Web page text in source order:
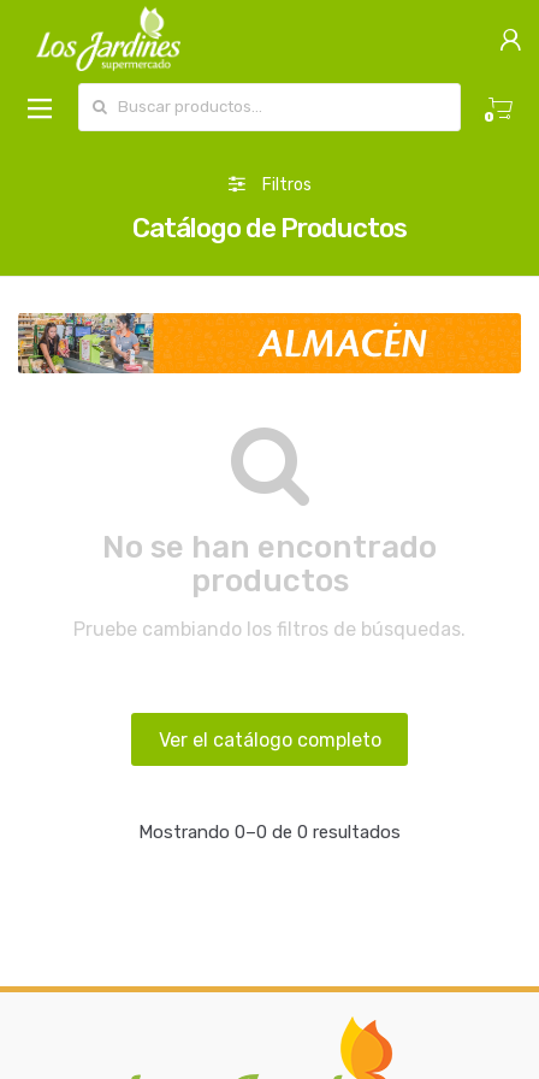
0
Filtros
Catálogo de Productos
No se han encontrado
productos
Pruebe cambiando los filtros de búsquedas.
Ver el catálogo completo
Mostrando 0–0 de 0 resultados